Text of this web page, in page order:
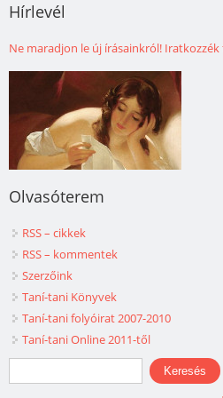
Hírlevél
Ne maradjon le új írásainkról!
Olvasóterem
RSS – cikkek
RSS – kommentek
Szerzőink
Taní-tani Könyvek
Taní-tani folyóirat 2007-2010
Taní-tani Online 2011-től
Keresés űrlap
Keresés